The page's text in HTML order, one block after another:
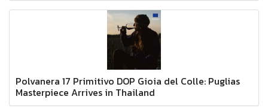
Polvanera 17 Primitivo DOP Gioia del Colle: Puglias
Masterpiece Arrives in Thailand